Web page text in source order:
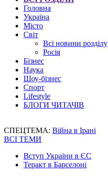
Головна
Україна
Місто
Світ
Всі новини розділу
Росія
Бізнес
Наука
Шоу-бізнес
Спорт
Lifestyle
БЛОГИ ЧИТАЧІВ
СПЕЦТЕМА: Війна в Ірані
ВСІ ТЕМИ
Вступ України в ЄС
Теракт в Барселоні